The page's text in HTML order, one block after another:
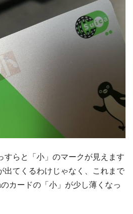
すらと「小」のマークが見えます
出てくるわけじゃなく、これまで
カードの「小」が少し薄くなっ